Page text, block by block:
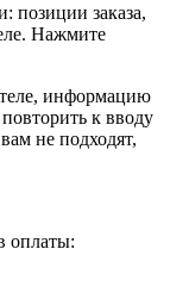
позиции заказа,
Нажмите
информацию
к вводу
не подходят,
оплаты: